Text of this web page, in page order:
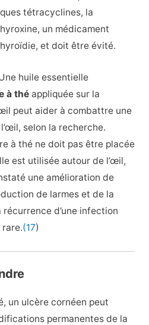
tétracyclines, la
un médicament
et doit être évité.
huile essentielle
à théappliquée sur la
peut aider à combattre une
selon la recherche.
à thé ne doit pas être placée
est utilisée autour de l’œil,
une amélioration de
de larmes et de la
d’une infection
(17)
un ulcère cornéen peut
permanentes de la